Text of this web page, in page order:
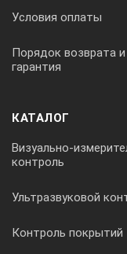
Условия оплаты
Порядок возврата и
гарантия
КАТАЛОГ
Визуально-
контроль
Ультразвуковой
Контроль покрытий